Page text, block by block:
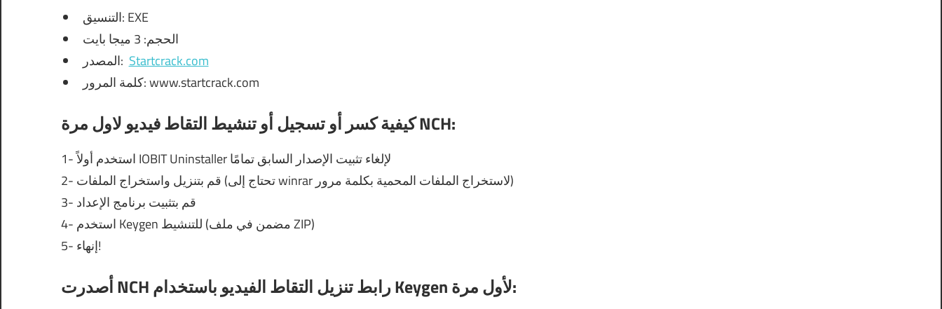
التنسيق: EXE
الحجم: 3 ميجا بايت
المصدر: Startcrack.com
كلمة المرور: www.startcrack.com
كيفية كسر أو تسجيل أو تنشيط التقاط فيديو لاول مرة NCH:
1- استخدم أولاً IOBIT Uninstaller لإلغاء تثبيت الإصدار السابق تمامًا
2- قم بتنزيل واستخراج الملفات (تحتاج إلى winrar لاستخراج الملفات المحمية بكلمة مرور)
3- قم بتثبيت برنامج الإعداد
4- استخدم Keygen للتنشيط (مضمن في ملف ZIP)
5- إنهاء!
أصدرت NCH رابط تنزيل التقاط الفيديو باستخدام Keygen لأول مرة: